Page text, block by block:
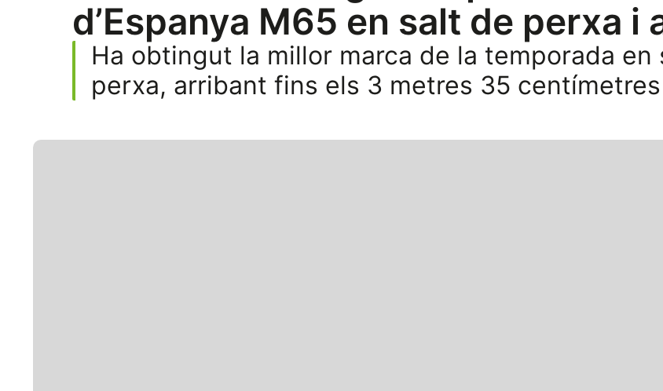
d’Espanya M65 en salt de perxa i
Ha obtingut la millor marca de la temporada en
perxa, arribant fins els 3 metres 35 centímetres